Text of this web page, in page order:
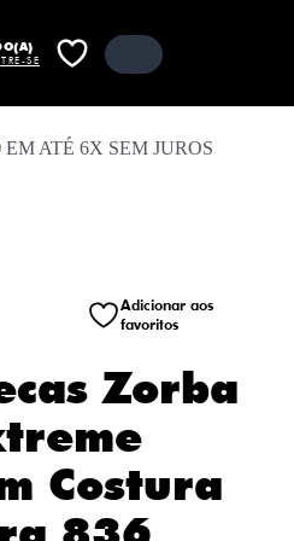
SE
vazio
EM ATÉ 6X SEM JUROS
Adicionar aos
favoritos
Zorba
Costura